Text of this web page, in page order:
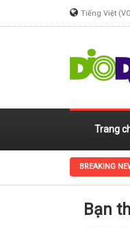
Tiếng Việt
Trang
BREAKING
Bạn